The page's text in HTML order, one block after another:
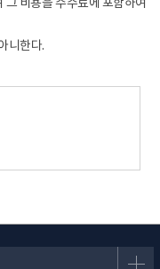
비용을 수수료에 포함하여
니한다.